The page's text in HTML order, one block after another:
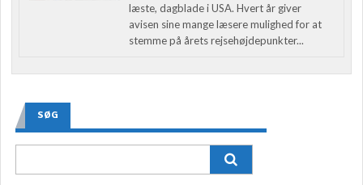
læste, dagblade i USA. Hvert år giver
avisen sine mange læsere mulighed for at
stemme på årets rejsehøjdepunkter...
SØG